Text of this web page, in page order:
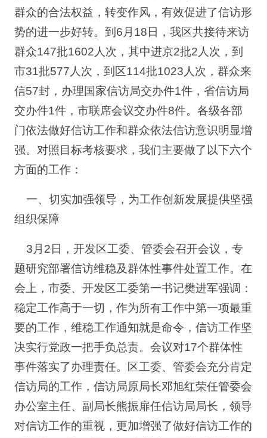
群众的合法权益，转变作风，有效促进了信访形
势的进一步好转。到6月18日，我区共接待来访
群众147批1602人次，其中进京2批2人次，到
市31批577人次，到区114批1023人次，群众来
信57封，办理国家信访局交办件1件，省信访局
交办件1件，市联席会议交办件8件。各级各部
门依法做好信访工作和群众依法信访意识明显增
强。对照目标考核要求，我们主要做了以下六个
方面的工作：
一、切实加强领导，为工作创新发展提供坚强
组织保障
3月2日，开发区工委、管委会召开会议，专
题研究部署信访维稳及群体性事件处置工作。在
会上，市委、开发区工委第一书记樊进军强调：
稳定工作高于一切，作为所有工作中第一项最重
要的工作，维稳工作通知就是命令，信访工作坚
决实行党政一把手负总责。会议对17个群体性
事件落实了办理责任。区工委、管委会充分肯定
信访局的工作，信访局原局长邓旭红荣任管委会
办公室主任、副局长熊振扉任信访局局长，领导
对信访工作的重视，更加增强了做好信访工作的